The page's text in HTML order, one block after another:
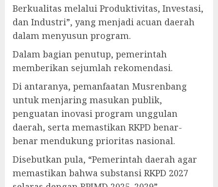
Berkualitas melalui Produktivitas, Investasi,
dan Industri”, yang menjadi acuan daerah
dalam menyusun program.
Dalam bagian penutup, pemerintah
memberikan sejumlah rekomendasi.
Di antaranya, pemanfaatan Musrenbang
untuk menjaring masukan publik,
penguatan inovasi program unggulan
daerah, serta memastikan RKPD benar-
benar mendukung prioritas nasional.
Disebutkan pula, “Pemerintah daerah agar
memastikan bahwa substansi RKPD 2027